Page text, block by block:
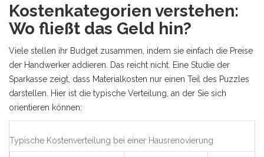
Kostenkategorien verstehen:
Wo fließt das Geld hin?
Viele stellen ihr Budget zusammen, indem sie einfach die Preise
der Handwerker addieren. Das reicht nicht. Eine Studie der
Sparkasse zeigt, dass Materialkosten nur einen Teil des Puzzles
darstellen. Hier ist die typische Verteilung, an der Sie sich
orientieren können:
Typische Kostenverteilung bei einer Hausrenovierung